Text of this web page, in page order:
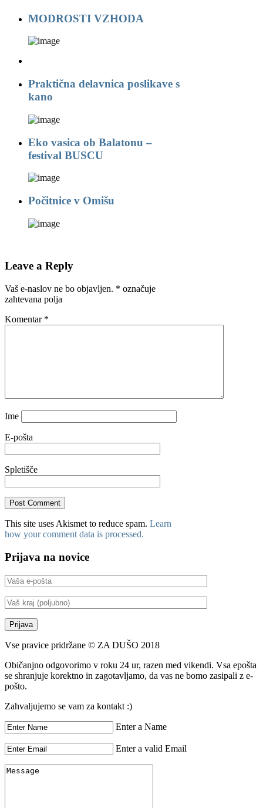
MODROSTI VZHODA
Praktična delavnica poslikave s
kano
Eko vasica ob Balatonu –
festival BUSCU
Počitnice v Omišu
Leave a Reply
Vaš e-naslov ne bo objavljen. * označuje
zahtevana polja
Komentar *
Ime
E-pošta
Spletišče
This site uses Akismet to reduce spam. Learn
how your comment data is processed.
Prijava na novice
Vse pravice pridržane © ZA DUŠO 2018
Običanjno odgovorimo v roku 24 ur, razen med vikendi. Vsa epošta
se shranjuje korektno in zagotavljamo, da vas ne bomo zasipali z e-
pošto.
Zahvaljujemo se vam za kontakt :)
Enter a Name
Enter a valid Email